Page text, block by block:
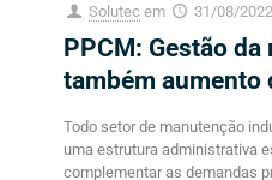
Solutec em 31/08/2022
PPCM: Gestão
também aumento
Todo setor de manutenção
uma estrutura administrativa
complementar as demandas